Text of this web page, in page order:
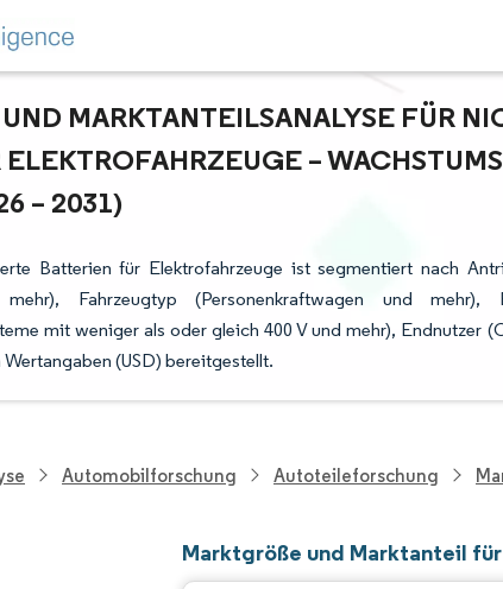
MARKTANTEILSANALYSE FÜR
–
– 2031)
Batterien für Elektrofahrzeuge ist segmentiert nach
mehr), Fahrzeugtyp (Personenkraftwagen und
mit weniger als oder gleich 400 V und mehr), Endnutzer
(USD) bereitgestellt.
Automobilforschung Autoteileforschung
Marktgröße und Marktanteil